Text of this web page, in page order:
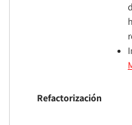
Refactorización